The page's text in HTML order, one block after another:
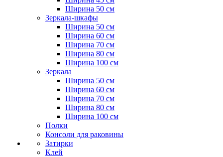
Ширина 50 см
Зеркала-шкафы
Ширина 50 см
Ширина 60 см
Ширина 70 см
Ширина 80 см
Ширина 100 см
Зеркала
Ширина 50 см
Ширина 60 см
Ширина 70 см
Ширина 80 см
Ширина 100 см
Полки
Консоли для раковины
Затирки
Клей